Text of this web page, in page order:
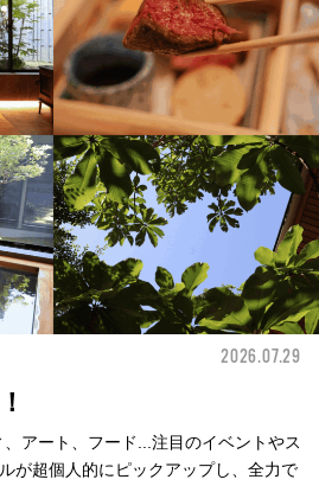
2026.07.29
アート、フード...注目のイベントやス
が超個人的にピックアップし、全力で